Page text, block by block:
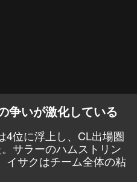
争いが激化している
4位に浮上し、CL出場圏
サラーのハムストリン
イサクはチーム全体の粘